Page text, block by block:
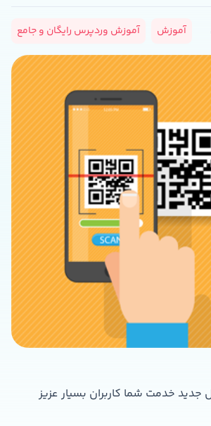
آموزش آموزش وردپرس رایگان و جامع
جدید خدمت شما کاربران بسیار عزیز